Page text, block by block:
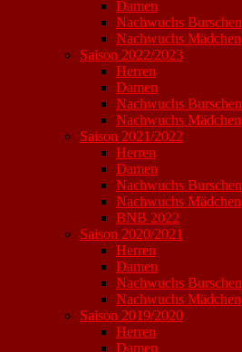
Damen
Nachwuchs Burschen
Nachwuchs Mädchen
Saison 2022/2023
Herren
Damen
Nachwuchs Burschen
Nachwuchs Mädchen
Saison 2021/2022
Herren
Damen
Nachwuchs Burschen
Nachwuchs Mädchen
BNB 2022
Saison 2020/2021
Herren
Damen
Nachwuchs Burschen
Nachwuchs Mädchen
Saison 2019/2020
Herren
Damen